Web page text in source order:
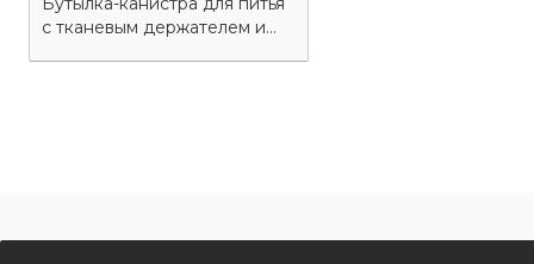
с тканевым держателем и...